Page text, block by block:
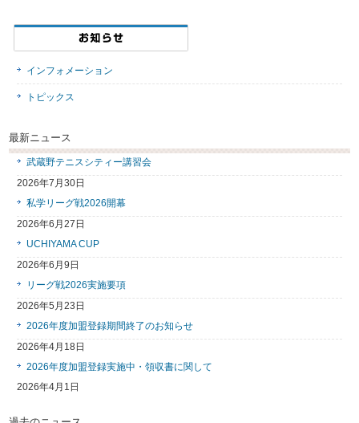
インフォメーション
トピックス
最新ニュース
武蔵野テニスシティー講習会
2026年7月30日
私学リーグ戦2026開幕
2026年6月27日
UCHIYAMA CUP
2026年6月9日
リーグ戦2026実施要項
2026年5月23日
2026年度加盟登録期間終了のお知らせ
2026年4月18日
2026年度加盟登録実施中・領収書に関して
2026年4月1日